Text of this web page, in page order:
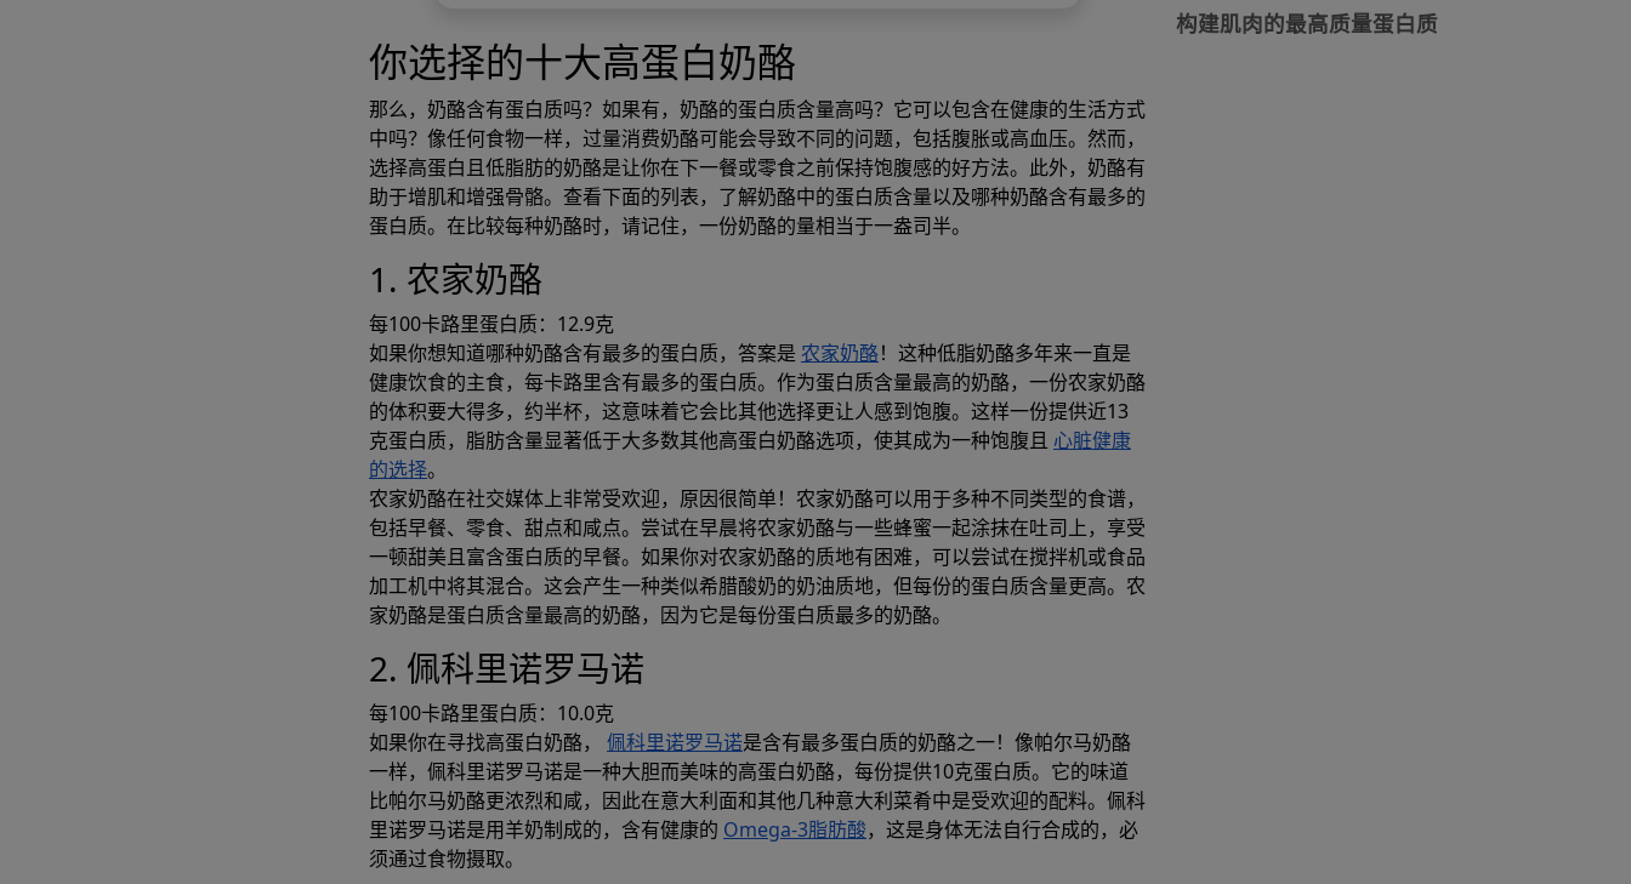
你选择的十大高蛋白奶酪
那么，奶酪含有蛋白质吗？如果有，奶酪的蛋白质含量高吗？它可以包含在健康的生活方式
中吗？像任何食物一样，过量消费奶酪可能会导致不同的问题，包括腹胀或高血压。然而，
选择高蛋白且低脂肪的奶酪是让你在下一餐或零食之前保持饱腹感的好方法。此外，奶酪有
助于增肌和增强骨骼。查看下面的列表，了解奶酪中的蛋白质含量以及哪种奶酪含有最多的
蛋白质。在比较每种奶酪时，请记住，一份奶酪的量相当于一盎司半。
1. 农家奶酪
每100卡路里蛋白质：12.9克
如果你想知道哪种奶酪含有最多的蛋白质，答案是 农家奶酪！这种低脂奶酪多年来一直是
健康饮食的主食，每卡路里含有最多的蛋白质。作为蛋白质含量最高的奶酪，一份农家奶酪
的体积要大得多，约半杯，这意味着它会比其他选择更让人感到饱腹。这样一份提供近13
克蛋白质，脂肪含量显著低于大多数其他高蛋白奶酪选项，使其成为一种饱腹且 心脏健康
的选择。
农家奶酪在社交媒体上非常受欢迎，原因很简单！农家奶酪可以用于多种不同类型的食谱，
包括早餐、零食、甜点和咸点。尝试在早晨将农家奶酪与一些蜂蜜一起涂抹在吐司上，享受
一顿甜美且富含蛋白质的早餐。如果你对农家奶酪的质地有困难，可以尝试在搅拌机或食品
加工机中将其混合。这会产生一种类似希腊酸奶的奶油质地，但每份的蛋白质含量更高。农
家奶酪是蛋白质含量最高的奶酪，因为它是每份蛋白质最多的奶酪。
2. 佩科里诺罗马诺
每100卡路里蛋白质：10.0克
如果你在寻找高蛋白奶酪， 佩科里诺罗马诺是含有最多蛋白质的奶酪之一！像帕尔马奶酪
一样，佩科里诺罗马诺是一种大胆而美味的高蛋白奶酪，每份提供10克蛋白质。它的味道
比帕尔马奶酪更浓烈和咸，因此在意大利面和其他几种意大利菜肴中是受欢迎的配料。佩科
里诺罗马诺是用羊奶制成的，含有健康的 Omega-3脂肪酸，这是身体无法自行合成的，必
须通过食物摄取。
构建肌肉的最高质量蛋白质
餐食计划
立即创建符合您的宏观目标和卡路里目标的膳食计划。